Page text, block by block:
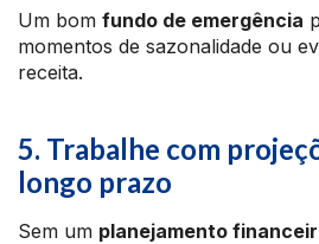
Um bom fundo de emergência
momentos de sazonalidade ou
receita.
5. Trabalhe com
longo prazo
Sem um planejamento